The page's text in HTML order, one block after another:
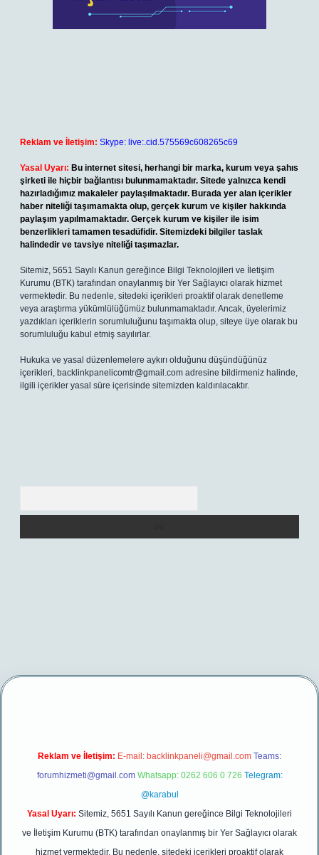
Reklam ve İletişim: Skype: live:.cid.575569c608265c69
Yasal Uyarı: Bu internet sitesi, herhangi bir marka, kurum veya şahıs
şirketi ile hiçbir bağlantısı bulunmamaktadır. Sitede yalnızca kendi
hazırladığımız makaleler paylaşılmaktadır. Burada yer alan içerikler
haber niteliği taşımamakta olup, gerçek kurum ve kişiler hakkında
paylaşım yapılmamaktadır. Gerçek kurum ve kişiler ile isim
benzerlikleri tamamen tesadüfidir. Sitemizdeki bilgiler taslak
halindedir ve tavsiye niteliği taşımazlar.
Sitemiz, 5651 Sayılı Kanun gereğince Bilgi Teknolojileri ve İletişim
Kurumu (BTK) tarafından onaylanmış bir Yer Sağlayıcı olarak hizmet
vermektedir. Bu nedenle, sitedeki içerikleri proaktif olarak denetleme
veya araştırma yükümlülüğümüz bulunmamaktadır. Ancak, üyelerimiz
yazdıkları içeriklerin sorumluluğunu taşımakta olup, siteye üye olarak bu
sorumluluğu kabul etmiş sayılırlar.
Hukuka ve yasal düzenlemelere aykırı olduğunu düşündüğünüz
içerikleri, backlinkpanelicomtr@gmail.com adresine bildirmeniz halinde,
ilgili içerikler yasal süre içerisinde sitemizden kaldırılacaktır.
yeni giriş
Reklam ve İletişim: E-mail: backlinkpaneli@gmail.com Teams:
forumhizmeti@gmail.com Whatsapp: 0262 606 0 726 Telegram:
@karabul
Yasal Uyarı: Sitemiz, 5651 Sayılı Kanun gereğince Bilgi Teknolojileri
ve İletişim Kurumu (BTK) tarafından onaylanmış bir Yer Sağlayıcı olarak
hizmet vermektedir. Bu nedenle, sitedeki içerikleri proaktif olarak